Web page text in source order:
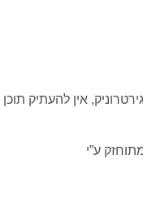
אין להעתיק
ע”י